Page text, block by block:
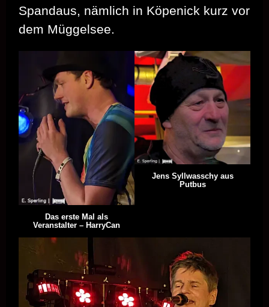
Spandaus, nämlich in Köpenick kurz vor
dem Müggelsee.
Das erste Mal als
Veranstalter – HarryCan
Jens Syllwasschy aus
Putbus